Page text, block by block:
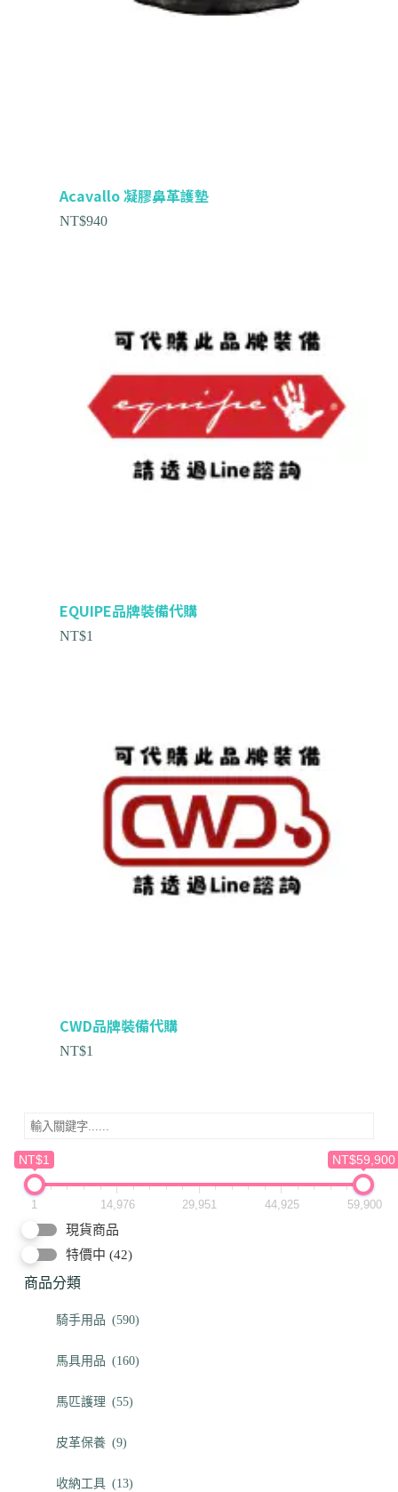
NT$1 NT$59,900
1 14,976 29,951 44,925 59,900
現貨商品
特價中 (42)
商品分類
騎手用品 (590)
馬具用品 (160)
馬匹護理 (55)
皮革保養 (9)
收納工具 (13)
Acavallo 凝膠鼻革護墊
NT$940
EQUIPE品牌裝備代購
NT$1
CWD品牌裝備代購
NT$1